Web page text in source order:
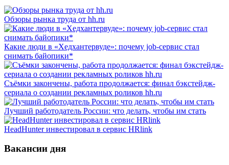
Обзоры рынка труда от hh.ru
Какие люди в «Хедхантервуде»: почему job-сервис стал
снимать байопики*
Съёмки закончены, работа продолжается: финал бэкстейдж-
сериала о создании рекламных роликов hh.ru
Лучший работодатель России: что делать, чтобы им стать
HeadHunter инвестировал в сервис HRlink
Вакансии дня